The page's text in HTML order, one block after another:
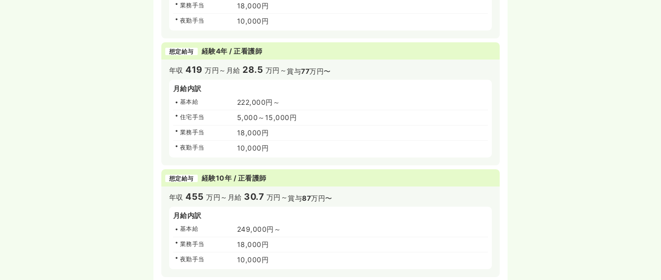
業務手当 18,000円
夜勤手当 10,000円
想定給与 経験4年 / 正看護師
年収419 万円～ 月給 28.5 万円～賞与77万円〜
月給内訳
基本給 222,000円～
住宅手当 5,000～15,000円
業務手当 18,000円
夜勤手当 10,000円
想定給与 経験10年 / 正看護師
年収455 万円～ 月給 30.7 万円～賞与87万円〜
月給内訳
基本給 249,000円～
業務手当 18,000円
夜勤手当 10,000円